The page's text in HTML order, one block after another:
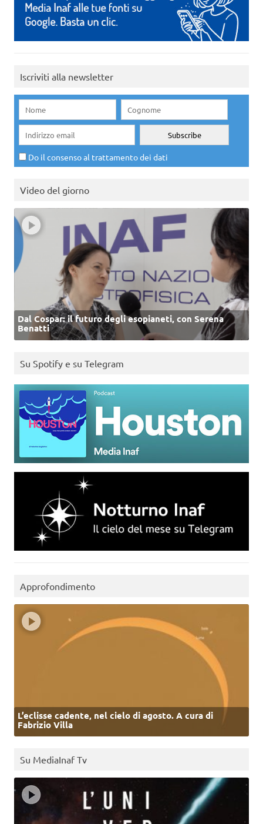
Iscriviti alla newsletter
Do il consenso al trattamento dei dati
Video del giorno
Dal Cospar: il futuro degli esopianeti, con Serena
Benatti
Su Spotify e su Telegram
Approfondimento
L’eclisse cadente, nel cielo di agosto. A cura di
Fabrizio Villa
Su MediaInaf Tv